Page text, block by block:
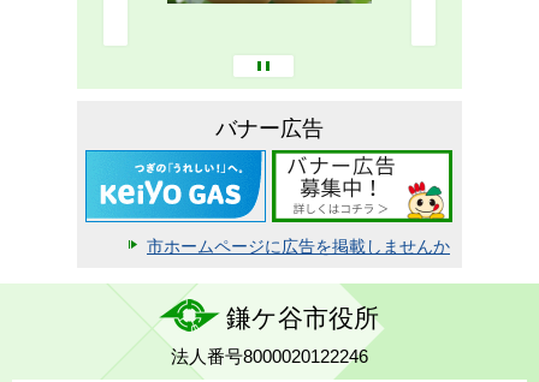
バナー広告
市ホームページに広告を掲載しませんか
鎌ケ谷市役所
法人番号8000020122246